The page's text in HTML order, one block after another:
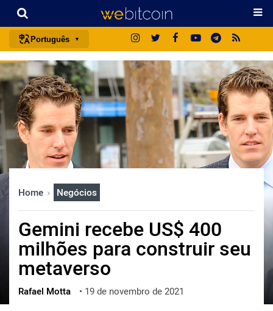
Português
português (BR)
english
español
français
italiano
deutsch
中文
한국어
العربية
ไทย
ქართული
Home Negócios
Gemini recebe US$ 400
milhões para construir seu
metaverso
Rafael Motta • 19 de novembro de 2021